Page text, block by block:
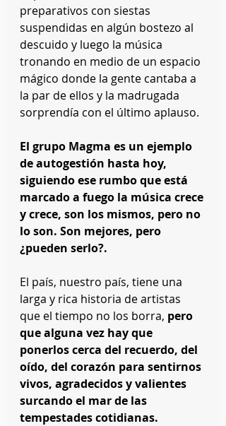
preparativos con siestas
suspendidas en algún bostezo al
descuido y luego la música
tronando en medio de un espacio
mágico donde la gente cantaba a
la par de ellos y la madrugada
sorprendía con el último aplauso.
El grupo Magma es un ejemplo
de autogestión hasta hoy,
siguiendo ese rumbo que está
marcado a fuego la música crece
y crece, son los mismos, pero no
lo son. Son mejores, pero
¿pueden serlo?.
El país, nuestro país, tiene una
larga y rica historia de artistas
que el tiempo no los borra, pero
que alguna vez hay que
ponerlos cerca del recuerdo, del
oído, del corazón para sentirnos
vivos, agradecidos y valientes
surcando el mar de las
tempestades cotidianas.